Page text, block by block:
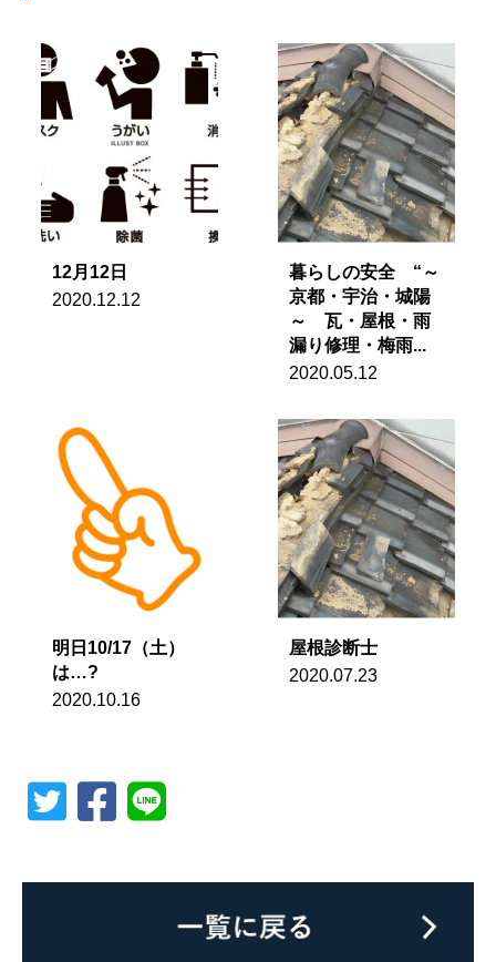
12月12日
2020.12.12
暮らしの安全 “～
京都・宇治・城陽
～ 瓦・屋根・雨
漏り修理・梅雨...
2020.05.12
明日10/17（土）
は…?
2020.10.16
屋根診断士
2020.07.23